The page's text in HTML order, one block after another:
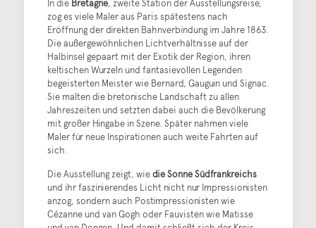
In die Bretagne, zweite Station der Ausstellungsreise,
zog es viele Maler aus Paris spätestens nach
Eröffnung der direkten Bahnverbindung im Jahre 1863.
Die außergewöhnlichen Lichtverhältnisse auf der
Halbinsel gepaart mit der Exotik der Region, ihren
keltischen Wurzeln und fantasievollen Legenden
begeisterten Meister wie Bernard, Gauguin und Signac.
Sie malten die bretonische Landschaft zu allen
Jahreszeiten und setzten dabei auch die Bevölkerung
mit großer Hingabe in Szene. Später nahmen viele
Maler für neue Inspirationen auch weite Fahrten auf
sich.
Die Ausstellung zeigt, wiedie Sonne Südfrankreichs
und ihr faszinierendes Licht nicht nur Impressionisten
anzog, sondern auch Postimpressionisten wie
Cézanne und van Gogh oder Fauvisten wie Matisse